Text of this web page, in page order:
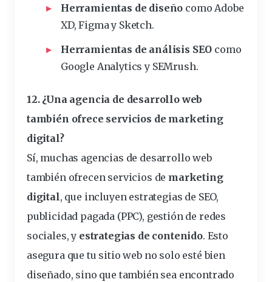
Herramientas de diseño como Adobe
XD, Figma y Sketch.
Herramientas de análisis SEO como
Google Analytics y SEMrush.
12. ¿Una agencia de desarrollo web
también ofrece servicios de marketing
digital?
Sí, muchas agencias de desarrollo web
también ofrecen servicios de marketing
digital, que incluyen estrategias de SEO,
publicidad pagada (PPC), gestión de redes
sociales, y estrategias de contenido. Esto
asegura que tu sitio web no solo esté bien
diseñado, sino que también sea encontrado